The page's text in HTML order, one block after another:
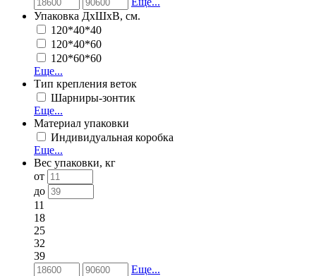
Упаковка ДхШхВ, см.
120*40*40
120*40*60
120*60*60
Еще...
Тип крепления веток
Шарниры-зонтик
Еще...
Материал упаковки
Индивидуальная коробка
Еще...
Вес упаковки, кг
от
до
11
18
25
32
39
Еще...